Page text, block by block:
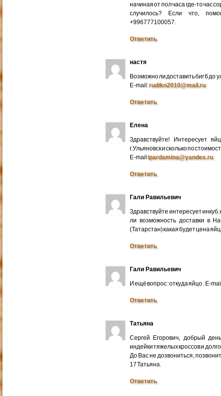
начиная от пол часа где-то час
случилось? Если что,
+996777100057.
Ответить
настя
Возможно ли доставить биг 6 до
E-mail:rudikn2010@mail.ru
Ответить
Елена
Здравствуйте! Интересует
г.Ульяновск и сколько по
E-mailipardamina@yandex.ru
Ответить
Гали Равильевич
Здравствуйте интересует
ли возможность доставки в
(Татарстан) какая будет цена
Ответить
Гали Равильевич
И ещё вопрос : откуда яйцо . E-
Ответить
Татьяна
Сергей Егорович, добрый
индейки тяжелых кроссов и
До Вас не дозвониться,
17 Татьяна.
Ответить